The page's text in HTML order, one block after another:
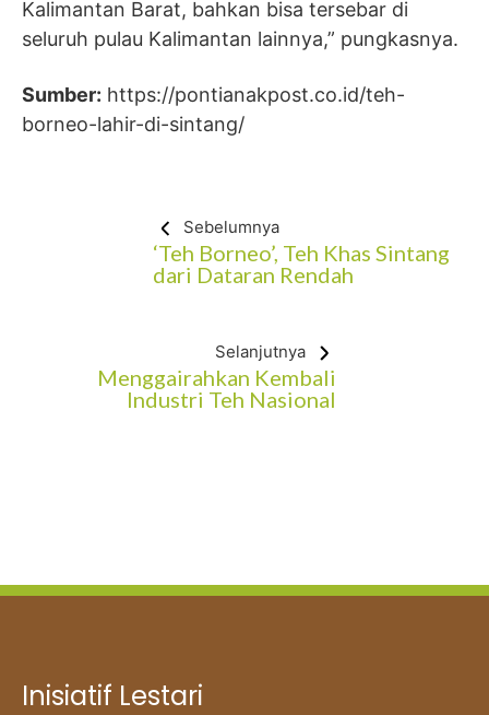
Kalimantan Barat, bahkan bisa tersebar di
seluruh pulau Kalimantan lainnya,” pungkasnya.
Sumber: https://pontianakpost.co.id/teh-
borneo-lahir-di-sintang/
Sebelumnya
‘Teh Borneo’, Teh Khas Sintang
dari Dataran Rendah
Selanjutnya
Menggairahkan Kembali
Industri Teh Nasional
Inisiatif Lestari